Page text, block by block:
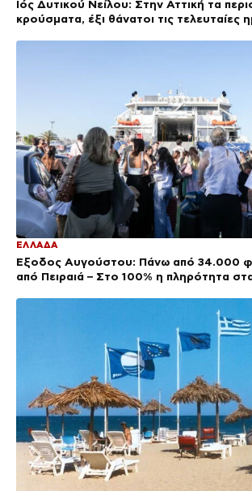
Ιός Δυτικού Νείλου: Στην Αττική τα
κρούσματα, έξι θάνατοι τις τελευταίες
ΕΛΛΑΔΑ
Έξοδος Αυγούστου: Πάνω από 34.000
από Πειραιά – Στο 100% η πληρότητα